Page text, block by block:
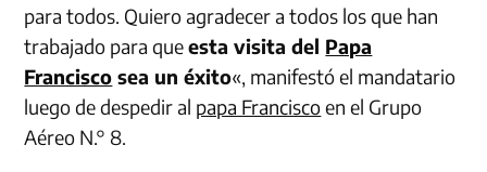
para todos. Quiero agradecer a todos los que han
trabajado para queesta visita del Papa
Francisco sea un éxito«, manifestó el mandatario
luego de despedir al papa Franciscoen el Grupo
Aéreo N.° 8.